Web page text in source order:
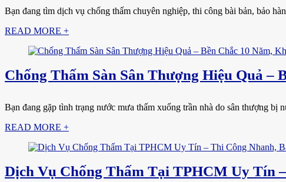
Bạn đang tìm dịch vụ chống thấm chuyên nghiệp, thi công bài bản, bảo
READ MORE +
Chống Thấm Sàn Sân Thượng Hiệu Quả –
Bạn đang gặp tình trạng nước mưa thấm xuống trần nhà do sân thượng bị
READ MORE +
Dịch Vụ Chống Thấm Tại TPHCM Uy Tín